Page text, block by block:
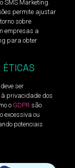
SMS Marketing.
permite ajustar
sobre
empresas a
para obter
ÉTICAS
ser
privacidade dos
o GDPR são
excessiva ou
potenciais